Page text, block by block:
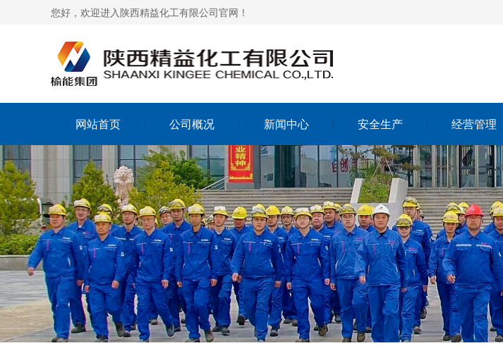
您好，欢迎进入陕西精益化工有限公司官网！
网站首页 公司概况 新闻中心 安全生产 经营管理